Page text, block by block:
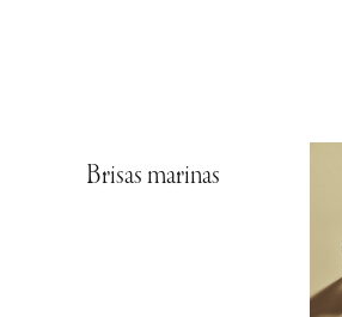
Brisas marinas